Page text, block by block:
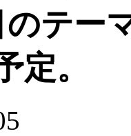
テー
定。